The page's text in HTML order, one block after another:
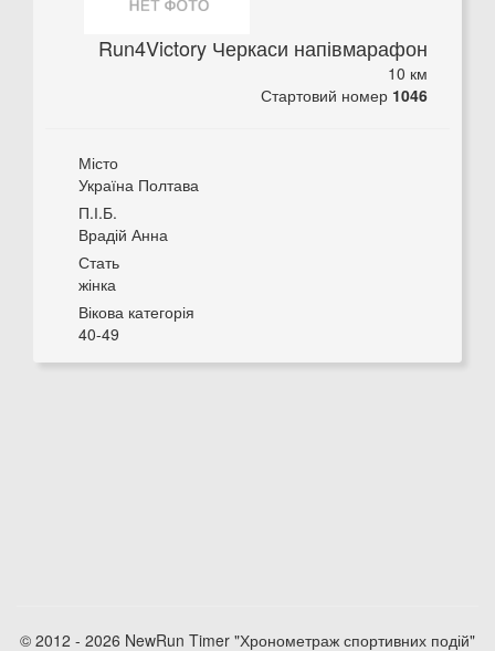
Run4Victory Черкаси напівмарафон
10 км
Стартовий номер 1046
Місто
Україна Полтава
П.І.Б.
Врадій Анна
Стать
жінка
Вікова категорія
40-49
© 2012 - 2026 NewRun Timer "Хронометраж спортивних подій"